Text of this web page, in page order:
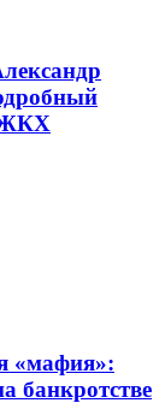
ЖКХ
«мафия»:
банкротстве